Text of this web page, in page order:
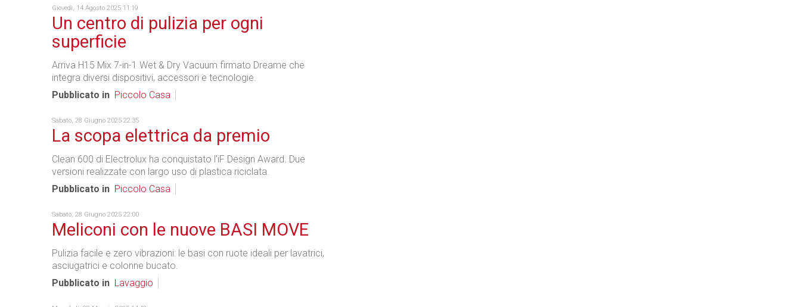
Giovedì, 14 Agosto 2025 11:19
Un centro di pulizia per ogni
superficie
Arriva H15 Mix 7-in-1 Wet & Dry Vacuum firmato Dreame che
integra diversi dispositivi, accessori e tecnologie.
Pubblicato in Piccolo Casa
Sabato, 28 Giugno 2025 22:35
La scopa elettrica da premio
Clean 600 di Electrolux ha conquistato l'iF Design Award. Due
versioni realizzate con largo uso di plastica riciclata.
Pubblicato in Piccolo Casa
Sabato, 28 Giugno 2025 22:00
Meliconi con le nuove BASI MOVE
Pulizia facile e zero vibrazioni: le basi con ruote ideali per lavatrici,
asciugatrici e colonne bucato.
Pubblicato in Lavaggio